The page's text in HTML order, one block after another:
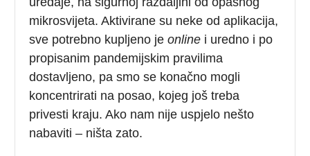
mikrosvijeta. Aktivirane su neke od aplikacija,
sve potrebno kupljeno jeonline i uredno i po
propisanim pandemijskim pravilima
dostavljeno, pa smo se konačno mogli
koncentrirati na posao, kojeg još treba
privesti kraju. Ako nam nije uspjelo nešto
nabaviti – ništa zato.